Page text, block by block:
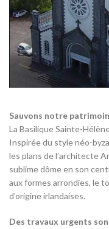
Sauvons notre
La Basilique Sainte-
Inspirée du style néo-
les plans de l’architecte
sublime dôme en son
aux formes arrondies, le
d’origine irlandaises.
Des travaux urgents